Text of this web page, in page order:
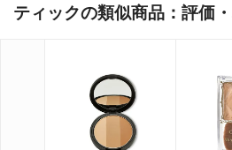
ティックの類似商品：評価